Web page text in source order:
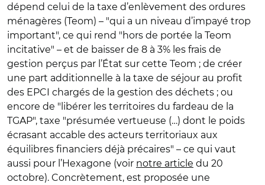
dépend celui de la taxe d’enlèvement des ordures
ménagères (Teom) – "qui a un niveau d’impayé trop
important", ce qui rend "hors de portée la Teom
incitative" – et de baisser de 8 à 3% les frais de
gestion perçus par l’État sur cette Teom ; de créer
une part additionnelle à la taxe de séjour au profit
des EPCI chargés de la gestion des déchets ; ou
encore de "libérer les territoires du fardeau de la
TGAP", taxe "présumée vertueuse (…) dont le poids
écrasant accable des acteurs territoriaux aux
équilibres financiers déjà précaires" – ce qui vaut
aussi pour l’Hexagone (voir notre article du 20
octobre). Concrètement, est proposée une